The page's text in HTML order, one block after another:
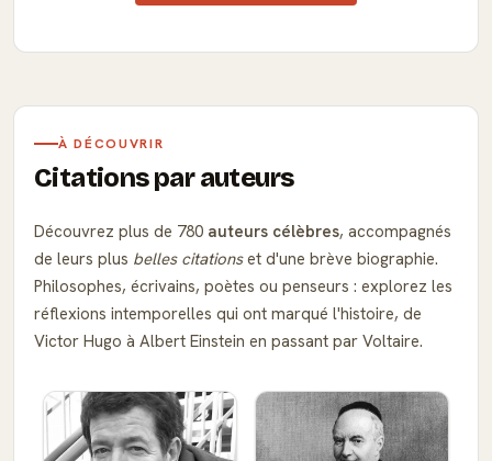
À DÉCOUVRIR
Citations par auteurs
Découvrez plus de 780 auteurs célèbres, accompagnés
de leurs plus belles citationset d'une brève biographie.
Philosophes, écrivains, poètes ou penseurs : explorez les
réflexions intemporelles qui ont marqué l'histoire, de
Victor Hugo à Albert Einstein en passant par Voltaire.